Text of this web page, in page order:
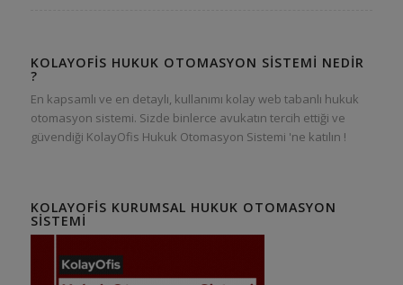
KOLAYOFIS HUKUK OTOMASYON SISTEMI NEDIR
?
En kapsamlı ve en detaylı, kullanımı kolay web tabanlı hukuk
otomasyon sistemi. Sizde binlerce avukatın tercih ettiği ve
güvendiği KolayOfis Hukuk Otomasyon Sistemi 'ne katılın !
KOLAYOFIS KURUMSAL HUKUK OTOMASYON
SISTEMI